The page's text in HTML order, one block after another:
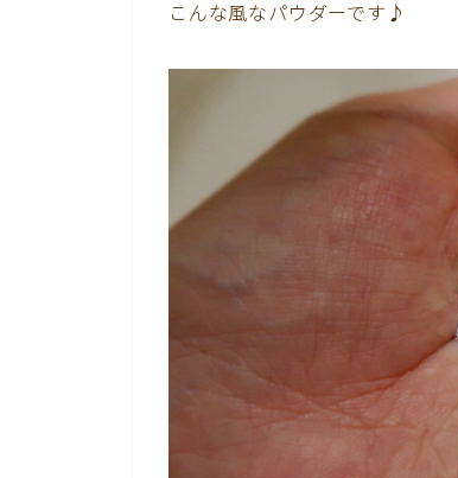
こんな風なパウダーです♪